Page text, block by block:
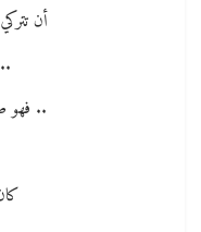
أن
.. فهو